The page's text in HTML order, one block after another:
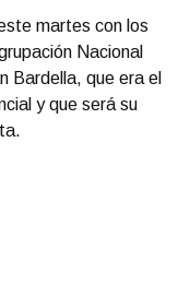
martes con los
Nacional
Bardella, que era el
y que será su